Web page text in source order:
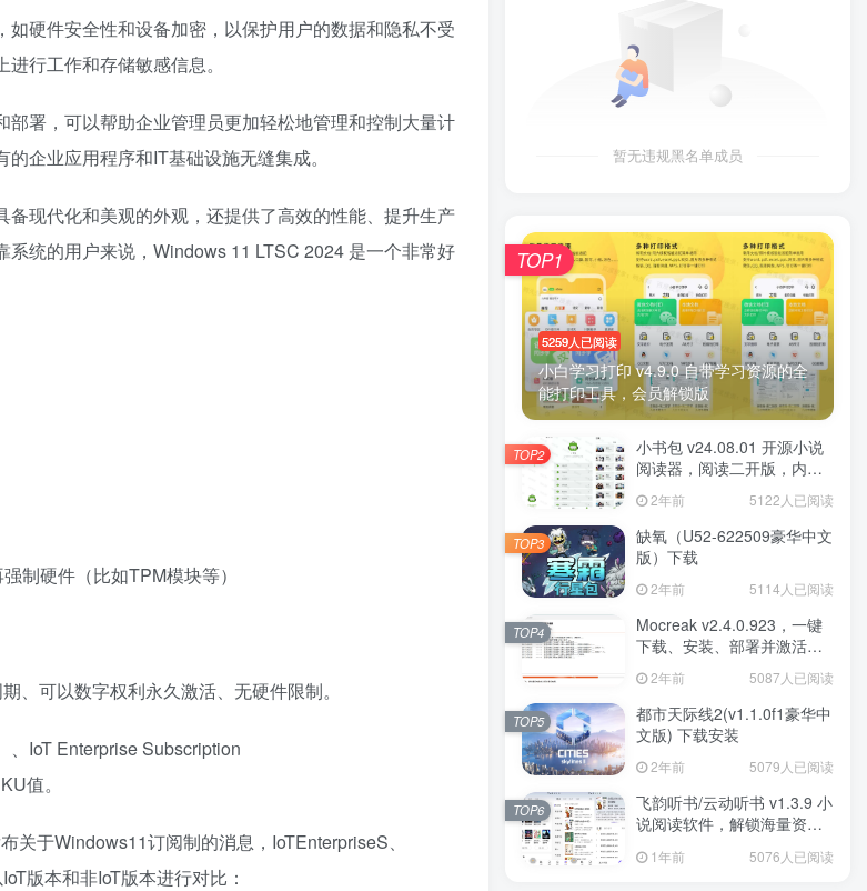
硬件安全性和设备加密，以保护用户的数据和隐私不受
行工作和存储敏感信息。
署，可以帮助企业管理员更加轻松地管理和控制大量计
企业应用程序和IT基础设施无缝集成。
现代化和美观的外观，还提供了高效的性能、提升生产
统的用户来说，Windows 11 LTSC 2024 是一个非常好
制硬件（比如TPM模块等）
、可以数字权利永久激活、无硬件限制。
、IoT Enterprise Subscription
值。
关于Windows11订阅制的消息，IoTEnterpriseS、
版本和非IoT版本进行对比：
暂无违规黑名单成员
5259人已阅读
小白学习打印 v4.9.0 自带学习资源的全
能打印工具，会员解锁版
TOP1
小书包 v24.08.01 开源小说
阅读器，阅读二开版，内置
源小说
2年前 5122人已阅读
TOP2
缺氧（U52-622509豪华中文
版）下载
2年前 5114人已阅读
TOP3
Mocreak v2.4.0.923，一键
下载、安装、部署并激活
Office
2年前 5087人已阅读
TOP4
都市天际线2(v1.1.0f1豪华中
文版) 下载安装
2年前 5079人已阅读
TOP5
飞韵听书/云动听书 v1.3.9 小
说阅读软件，解锁海量资源
1年前 5076人已阅读
TOP6